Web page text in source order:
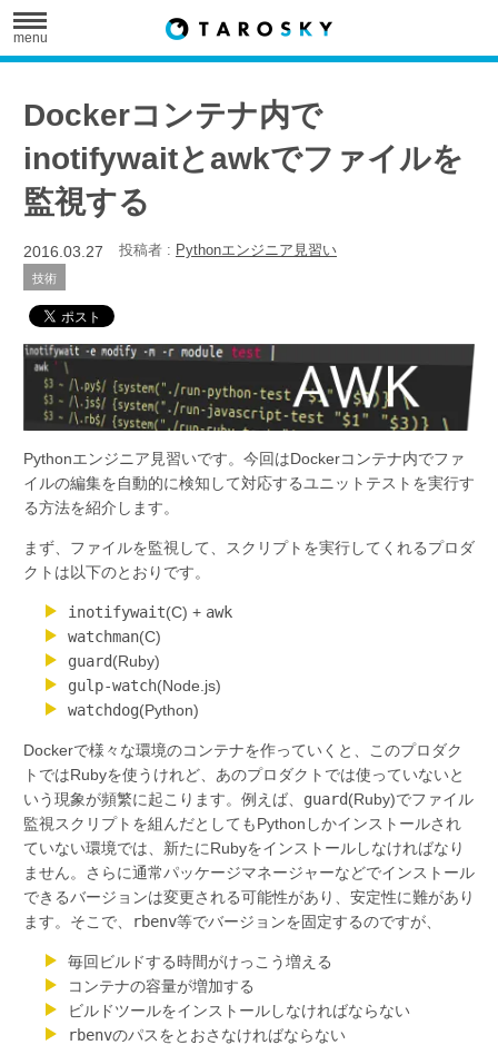
menu
Dockerコンテナ内で
inotifywaitとawkでファイルを
監視する
2016.03.27 投稿者 : Pythonエンジニア見習い
技術
Pythonエンジニア見習いです。今回はDockerコンテナ内でファ
イルの編集を自動的に検知して対応するユニットテストを実行す
る方法を紹介します。
まず、ファイルを監視して、スクリプトを実行してくれるプロダ
クトは以下のとおりです。
inotifywait(C) + awk
watchman(C)
guard(Ruby)
gulp-watch(Node.js)
watchdog(Python)
Dockerで様々な環境のコンテナを作っていくと、このプロダク
トではRubyを使うけれど、あのプロダクトでは使っていないと
いう現象が頻繁に起こります。例えば、 guard(Ruby)でファイル
監視スクリプトを組んだとしてもPythonしかインストールされ
ていない環境では、新たにRubyをインストールしなければなり
ません。さらに通常パッケージマネージャーなどでインストール
できるバージョンは変更される可能性があり、安定性に難があり
ます。そこで、
rbenv等でバージョンを固定するのですが、
毎回ビルドする時間がけっこう増える
コンテナの容量が増加する
ビルドツールをインストールしなければならない
rbenvのパスをとおさなければならない